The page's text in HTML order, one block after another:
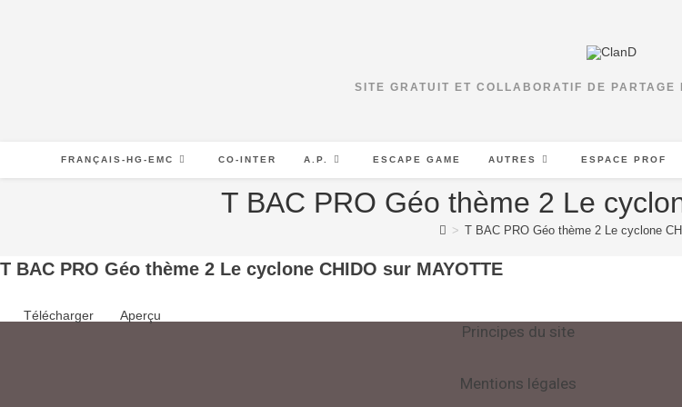
SITE GRATUIT ET COLLABORATIF DE PARTAGE
FRANÇAIS-HG-EMC CO-INTER A.P. ESCAPE GAME AUTRES ESPACE PROF
T BAC PRO Géo thème 2 Le
> T BAC PRO Géo thème 2 Le cyclone
T BAC PRO Géo thème 2 Le cyclone CHIDO sur MAYOTTE
Télécharger Aperçu
Principes du site
Mentions légales